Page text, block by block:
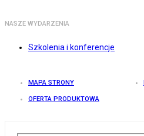
NASZE WYDARZENIA
Szkolenia i konferencje
MAPA STRONY
OFERTA PRODUKTOWA